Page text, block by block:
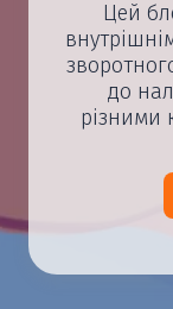
Цей
до
різними